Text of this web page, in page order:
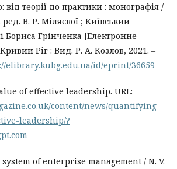
від теорії до практики : монографія /
ред. В. Р. Міляєвої ; Київський
Бориса Грінченка [Електронне
Ріг : Вид. Р. А. Козлов, 2021. –
elibrary.kubg.edu.ua/id/eprint/36659
of effective leadership. URL:
content/news/quantifying-
leadership/?
of enterprise management / N. V.